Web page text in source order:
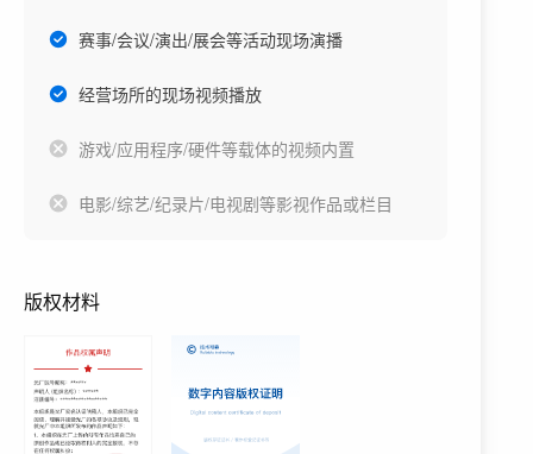
赛事/会议/演出/展会等活动现场演播
经营场所的现场视频播放
游戏/应用程序/硬件等载体的视频内置
电影/综艺/纪录片/电视剧等影视作品或栏目
版权材料